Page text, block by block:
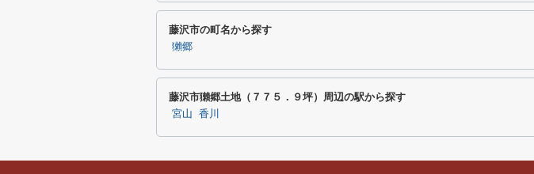
藤沢市の町名から探す
獺郷
藤沢市獺郷土地（７７５．９坪）周辺の駅から探す
宮山 香川